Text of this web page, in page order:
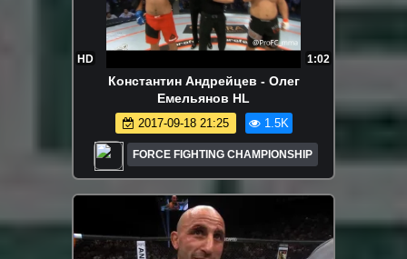
HD 1:02
Константин Андрейцев - Олег
Емельянов HL
2017-09-18 21:25 1.5K
FORCE FIGHTING CHAMPIONSHIP